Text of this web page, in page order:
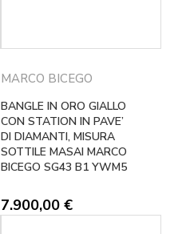
MARCO BICEGO
BANGLE IN ORO GIALLO
CON STATION IN PAVE’
DI DIAMANTI, MISURA
SOTTILE MASAI MARCO
BICEGO SG43 B1 YWM5
7.900,00 €